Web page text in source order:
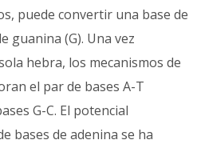
puede convertir una base de
guanina (G). Una vez
hebra, los mecanismos de
el par de bases A-T
G-C. El potencial
bases de adenina se ha